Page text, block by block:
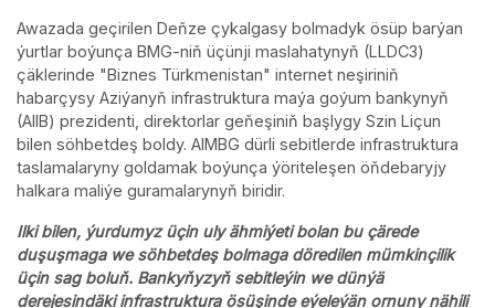
Awazada geçirilen Deňze çykalgasy bolmadyk ösüp barýan
ýurtlar boýunça BMG-niň üçünji maslahatynyň (LLDC3)
çäklerinde "Biznes Türkmenistan" internet neşiriniň
habarçysy Aziýanyň infrastruktura maýa goýum bankynyň
(AIIB) prezidenti, direktorlar geňeşiniň başlygy Szin Liçun
bilen söhbetdeş boldy. AIMBG dürli sebitlerde infrastruktura
taslamalaryny goldamak boýunça ýöriteleşen öňdebaryjy
halkara maliýe guramalarynyň biridir.
Ilki bilen, ýurdumyz üçin uly ähmiýeti bolan bu çärede
duşuşmaga we söhbetdeş bolmaga döredilen mümkinçilik
üçin sag boluň. Bankyňyzyň sebitleýin we dünýä
derejesindäki infrastruktura ösüşinde eýeleýän ornuny nähili